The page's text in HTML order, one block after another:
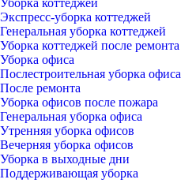
Уборка коттеджей
Экспресс-уборка коттеджей
Генеральная уборка коттеджей
Уборка коттеджей после ремонта
Уборка офиса
Послестроительная уборка офиса
После ремонта
Уборка офисов после пожара
Генеральная уборка офиса
Утренняя уборка офисов
Вечерняя уборка офисов
Уборка в выходные дни
Поддерживающая уборка